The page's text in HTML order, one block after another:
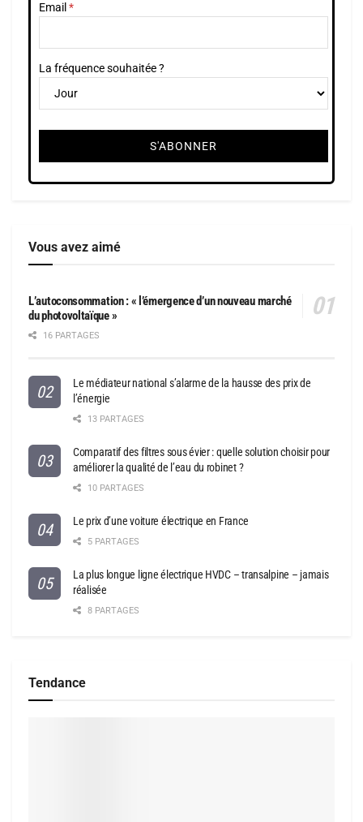
Email
La fréquence souhaitée ?
Vous avez aimé
L’autoconsommation : « l’émergence d’un nouveau marché
du photovoltaïque »
16 PARTAGES
Le médiateur national s’alarme de la hausse des prix de
l’énergie
13 PARTAGES
Comparatif des filtres sous évier : quelle solution choisir pour
améliorer la qualité de l’eau du robinet ?
10 PARTAGES
Le prix d’une voiture électrique en France
5 PARTAGES
La plus longue ligne électrique HVDC – transalpine – jamais
réalisée
8 PARTAGES
Tendance